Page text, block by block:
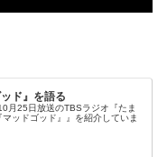
ド』を語る
月25日放送のTBSラジオ『たま
ッドゴッド』』を紹介していま